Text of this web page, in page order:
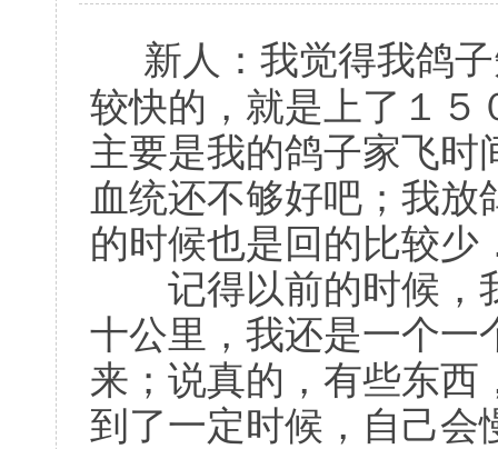
新人：我觉得我鸽
较快的，就是上了１５
主要是我的鸽子家飞时
血统还不够好吧；我
的时候也是回的比较少
记得以前的时候，
十公里，我还是一个一
来；说真的，有些东西
到了一定时候，自己会